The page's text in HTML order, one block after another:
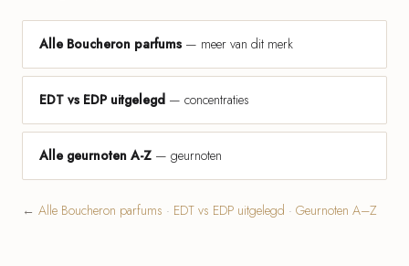
Alle Boucheron parfums — meer van dit merk
EDT vs EDP uitgelegd — concentraties
Alle geurnoten A-Z — geurnoten
← Alle Boucheron parfums · EDT vs EDP uitgelegd · Geurnoten A–Z